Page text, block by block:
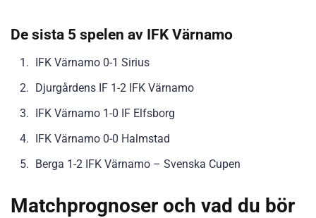
De sista 5 spelen av IFK Värnamo
IFK Värnamo 0-1 Sirius
Djurgårdens IF 1-2 IFK Värnamo
IFK Värnamo 1-0 IF Elfsborg
IFK Värnamo 0-0 Halmstad
Berga 1-2 IFK Värnamo – Svenska Cupen
Matchprognoser och vad du bör